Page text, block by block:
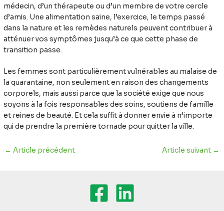
médecin, d’un thérapeute ou d’un membre de votre cercle
d’amis. Une alimentation saine, l’exercice, le temps passé
dans la nature et les remèdes naturels peuvent contribuer à
atténuer vos symptômes jusqu’à ce que cette phase de
transition passe.
Les femmes sont particulièrement vulnérables au malaise de
la quarantaine, non seulement en raison des changements
corporels, mais aussi parce que la société exige que nous
soyons à la fois responsables des soins, soutiens de famille
et reines de beauté. Et cela suffit à donner envie à n’importe
qui de prendre la première tornade pour quitter la ville.
← Article précédent Article suivant →